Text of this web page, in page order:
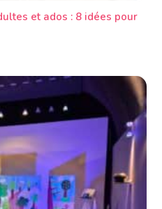
et ados : 8 idées pour